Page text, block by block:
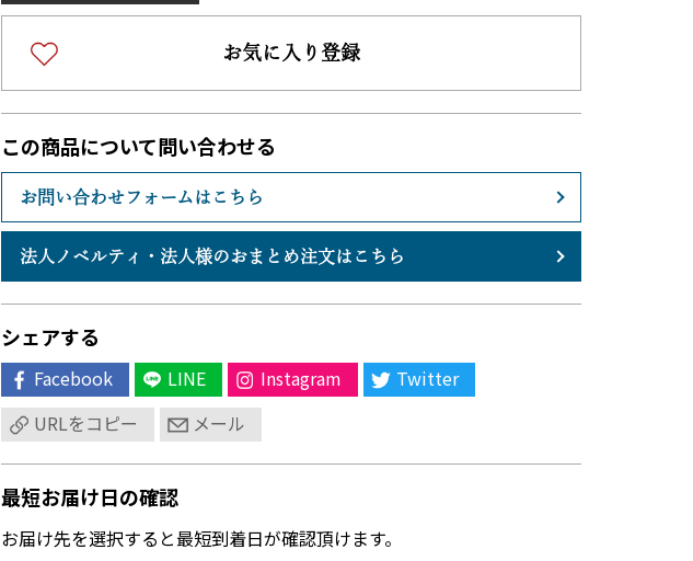
お気に入り登録
この商品について問い合わせる
お問い合わせフォームはこちら
法人ノベルティ・ 法人様のおまとめ注文はこちら
シェアする
Facebook LINE Instagram
Twitter
URLをコピー
メール
最短お届け日の確認
お届け先を選択すると最短到着日が確認頂けます。